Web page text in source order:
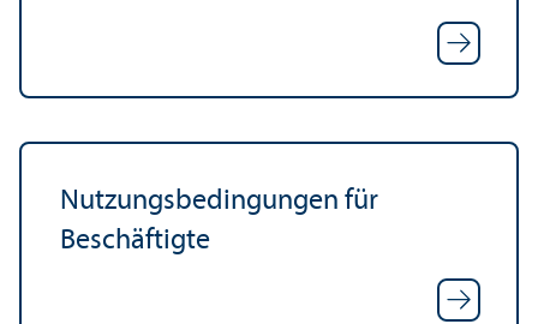
Nutzungs­bedingungen für
Beschäftigte